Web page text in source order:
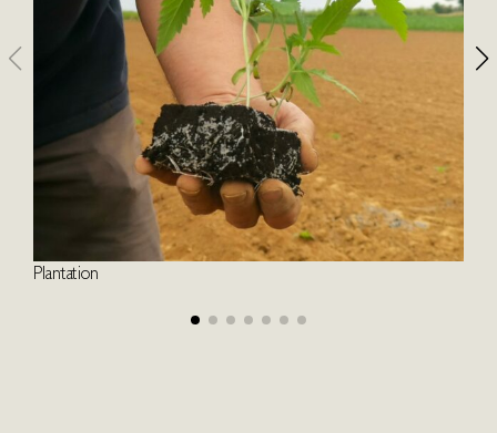
Plantation